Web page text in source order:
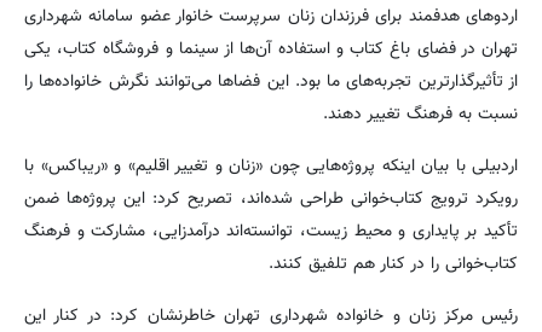
اردوهای هدفمند برای فرزندان زنان سرپرست خانوار عضو سامانه شهرداری
تهران در فضای باغ کتاب و استفاده آن‌ها از سینما و فروشگاه کتاب، یکی
از تأثیرگذارترین تجربه‌های ما بود. این فضاها می‌توانند نگرش خانواده‌ها را
نسبت به فرهنگ تغییر دهند.
اردبیلی با بیان اینکه پروژه‌هایی چون «زنان و تغییر اقلیم» و «ریباکس» با
رویکرد ترویج کتاب‌خوانی طراحی شده‌اند، تصریح کرد: این پروژه‌ها ضمن
تأکید بر پایداری و محیط زیست، توانسته‌اند درآمدزایی، مشارکت و فرهنگ
کتاب‌خوانی را در کنار هم تلفیق کنند.
رئیس مرکز زنان و خانواده شهرداری تهران خاطرنشان کرد: در کنار این